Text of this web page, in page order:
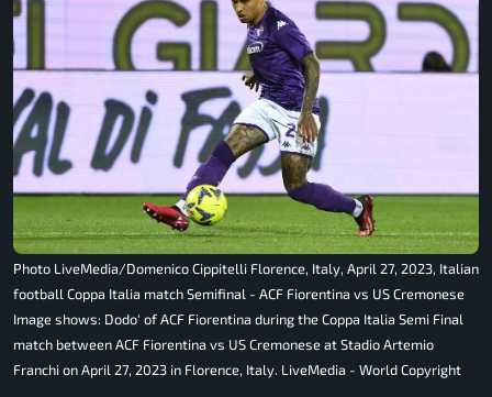
Photo LiveMedia/Domenico Cippitelli Florence, Italy, April 27, 2023, Italian
football Coppa Italia match Semifinal - ACF Fiorentina vs US Cremonese
Image shows: Dodo' of ACF Fiorentina during the Coppa Italia Semi Final
match between ACF Fiorentina vs US Cremonese at Stadio Artemio
Franchi on April 27, 2023 in Florence, Italy. LiveMedia - World Copyright